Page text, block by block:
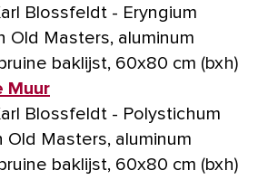
Blossfeldt - Eryngium
Old Masters, aluminum
baklijst, 60x80 cm (bxh)
Muur
Blossfeldt - Polystichum
Old Masters, aluminum
baklijst, 60x80 cm (bxh)